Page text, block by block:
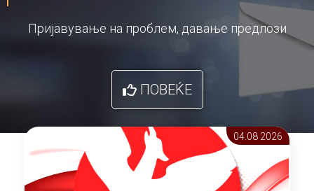
Пријавување на проблем, давање предлози
ПОВЕЌЕ
04.08 2026